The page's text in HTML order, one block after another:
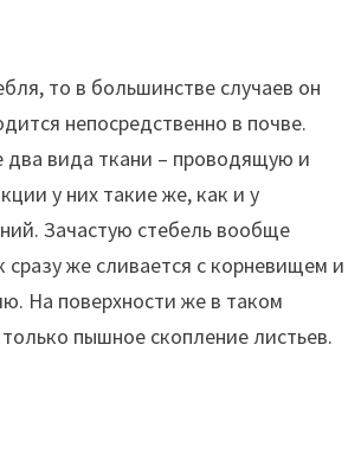
то в большинстве случаев он
непосредственно в почве.
два вида ткани – проводящую и
у них такие же, как и у
Зачастую стебель вообще
сразу же сливается с корневищем и
На поверхности же в таком
только пышное скопление листьев.